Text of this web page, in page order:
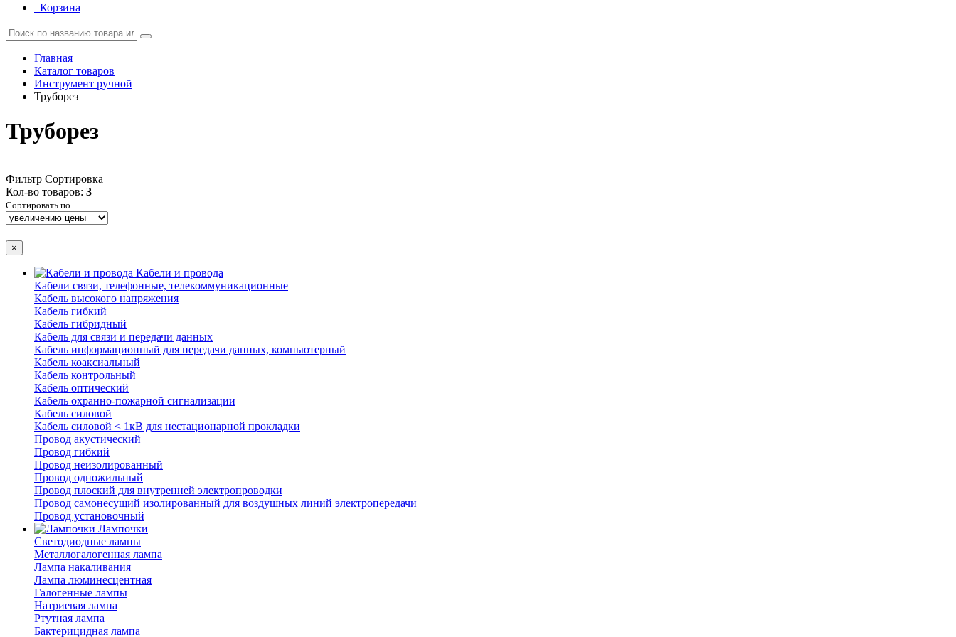
Корзина
Главная
Каталог товаров
Инструмент ручной
Труборез
Труборез
Фильтр Сортировка
Кол-во товаров: 3
Сортировать по
×
Кабели и провода
Кабели связи, телефонные, телекоммуникационные
Кабель высокого напряжения
Кабель гибкий
Кабель гибридный
Кабель для связи и передачи данных
Кабель информационный для передачи данных, компьютерный
Кабель коаксиальный
Кабель контрольный
Кабель оптический
Кабель охранно-пожарной сигнализации
Кабель силовой
Кабель силовой < 1кВ для нестационарной прокладки
Провод акустический
Провод гибкий
Провод неизолированный
Провод одножильный
Провод плоский для внутренней электропроводки
Провод самонесущий изолированный для воздушных линий электропередачи
Провод установочный
Лампочки
Светодиодные лампы
Металлогалогенная лампа
Лампа накаливания
Лампа люминесцентная
Галогенные лампы
Натриевая лампа
Ртутная лампа
Бактерицидная лампа